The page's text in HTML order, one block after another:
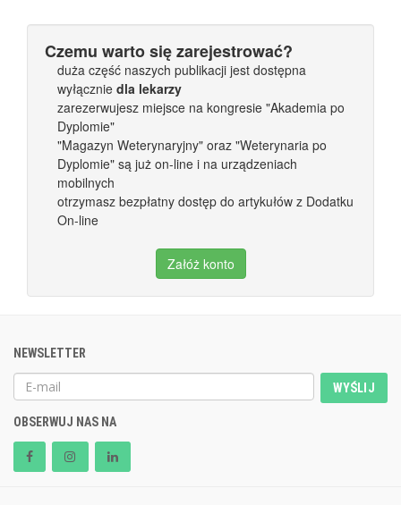
Czemu warto się zarejestrować?
duża część naszych publikacji jest dostępna
wyłącznie dla lekarzy
zarezerwujesz miejsce na kongresie "Akademia po
Dyplomie"
"Magazyn Weterynaryjny" oraz "Weterynaria po
Dyplomie" są już on-line i na urządzeniach
mobilnych
otrzymasz bezpłatny dostęp do artykułów z Dodatku
On-line
Załóż konto
NEWSLETTER
WYŚLIJ
OBSERWUJ NAS NA